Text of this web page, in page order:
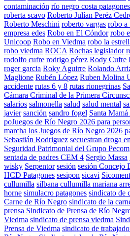
contaminación río negro costa patagones
roberta scavo Roberto Julían Peréz
Roberto Meschini roberto vargas robo a
empresa edes Robo en El Cóndor robo
Unicoop Robo en Viedma robo la
robo viedma ROCA Rochas legislador
rodolfo cufre rodrigo pérez Rody Cufre
roger garcia Roky Aguirre Rolando
Maglione Rubén López Ruben Molina
accidente rutas 6 y 8 rutas rionegrinas
Cámara Criminal de la Primera
salarios salmonella salud salud mental
javier sanción sandro fogel Santa
poJuegos de Río Negro 2026 para
marcha los Juegos de Río Negro 2026
Sebastián Rodriguez secuestran droga
Seguridad Patrimonial del Grupo Pecom
sentada de padres CEM 4 Sergio Massa
wisky Serpentor sesión sesión Concejo
HCD Patagones sesipon sicavi
cullumilla silbana cullumilla mariana
horne simulacro patagones sindicato de
Carne de Río Negro sindicato de la
prensa Sindicato de Prensa de Río
Viedma sindicato de prensa viedma
Prensa de Viedma sindicato de